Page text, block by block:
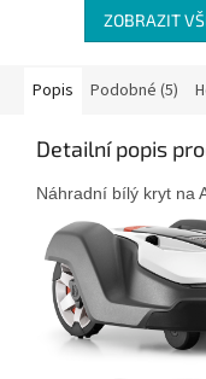
ZOBRAZIT
Popis Podobné (5)
Detailní popis
Náhradní bílý kryt na